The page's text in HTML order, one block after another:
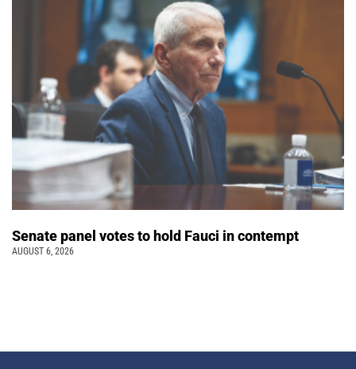
Senate panel votes to hold Fauci in contempt
AUGUST 6, 2026